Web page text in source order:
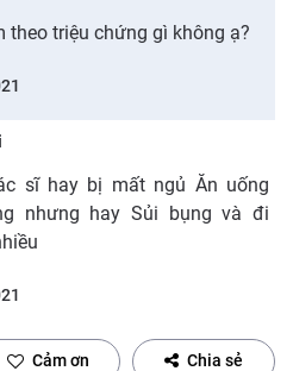
theo triệu chứng gì không ạ?
sĩ hay bị mất ngủ Ăn uống
nhưng hay Sủi bụng và đi
Cảm ơn Chia sẻ